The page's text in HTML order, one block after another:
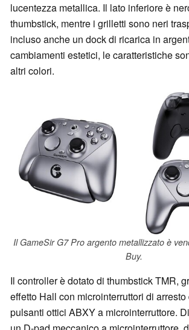
lucentezza metallica. Il lato inferiore è
thumbstick, mentre i grilletti sono neri
incluso anche un dock di ricarica in
cambiamenti estetici, le caratteristiche
altri colori.
Il GameSir G7 Pro argento metallizzato è
Buy.
Il controller è dotato di thumbstick TMR,
effetto Hall con microinterruttori di
pulsanti ottici ABXY a microinterruttore.